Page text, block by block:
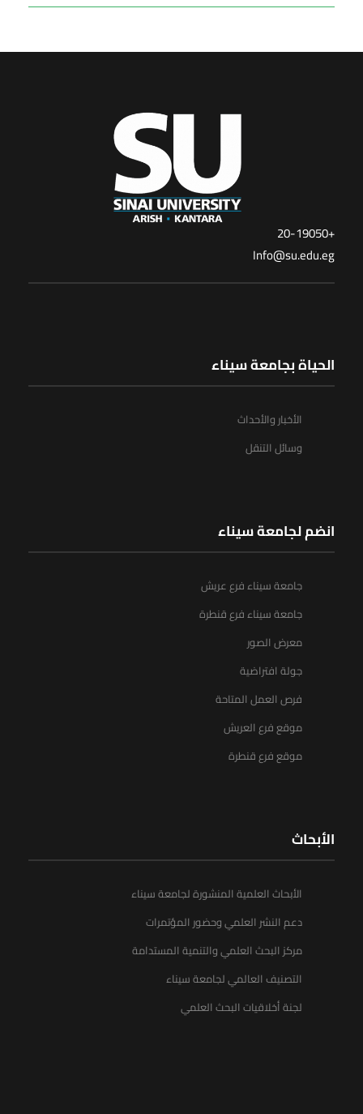
+20-19050
Info@su.edu.eg
الحياة بجامعة سيناء
الأخبار والأحداث
وسائل التنقل
انضم لجامعة سيناء
جامعة سيناء فرع عريش
جامعة سيناء فرع قنطرة
معرض الصور
جولة افتراضية
فرص العمل المتاحة
موقع فرع العريش
موقع فرع قنطرة
الأبحاث
الأبحاث العلمية المنشورة لجامعة سيناء
دعم النشر العلمي وحضور المؤتمرات
مركز البحث العلمي والتنمية المستدامة
التصنيف العالمي لجامعة سيناء
لجنة أخلاقيات البحث العلمي